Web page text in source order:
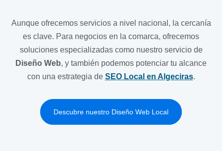
Aunque ofrecemos servicios a nivel nacional, la cercanía
es clave. Para negocios en la comarca, ofrecemos
soluciones especializadas como nuestro servicio de
Diseño Web, y también podemos potenciar tu alcance
con una estrategia de SEO Local en Algeciras.
Descubre nuestro Diseño Web Local